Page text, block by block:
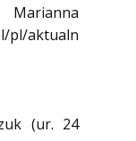
pl/aktualn
(ur. 24